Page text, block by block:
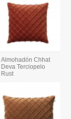
Almohadón Chhat
Deva Terciopelo
Rust